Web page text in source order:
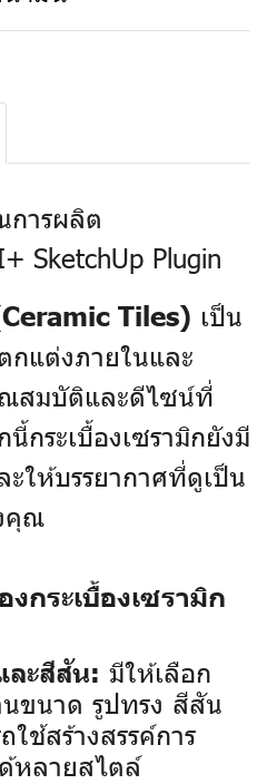
การผลิต
SketchUp Plugin
Tiles) เป็น
กแต่งภายในและ
สมบัติและดีไซน์ที่
กระเบื้องเซรามิกยังมี
ะให้บรรยากาศที่ดูเป็น
คุณ
ระเบื้องเซรามิก
ะสีสัน: มีให้เลือก
ขนาด รูปทรง สีสัน
ช้สร้างสรรค์การ
หลายสไตล์